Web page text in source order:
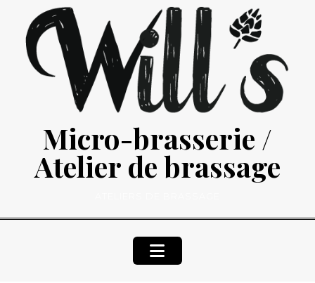
content
Micro-brasserie /
Atelier de brassage